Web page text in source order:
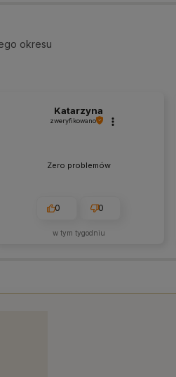
okresu
Katarzyna
zweryfikowano
Zero problemów
0 0
w tym tygodniu